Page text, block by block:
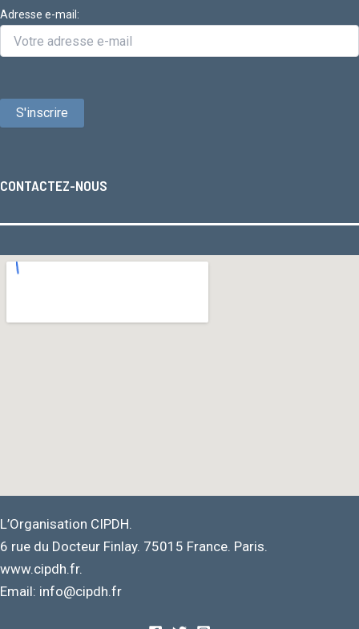
Adresse e-mail:
CONTACTEZ-NOUS
L’Organisation CIPDH.
6 rue du Docteur Finlay. 75015 France. Paris.
www.cipdh.fr.
Email: info@cipdh.fr